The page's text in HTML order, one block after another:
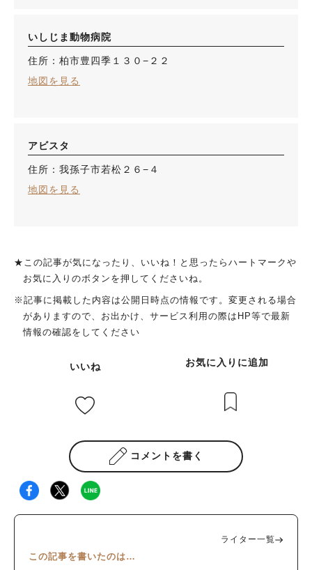
いしじま動物病院
住所：柏市豊四季１３０−２２
地図を見る
アビスタ
住所：我孫子市若松２６−４
地図を見る
★この記事が気になったり、いいね！と思ったらハートマークや
お気に入りのボタンを押してくださいね。
※記事に掲載した内容は公開日時点の情報です。変更される場合
がありますので、お出かけ、サービス利用の際はHP等で最新
情報の確認をしてください
いいね お気に入りに追加
コメントを書く
ライター一覧
この記事を書いたのは…